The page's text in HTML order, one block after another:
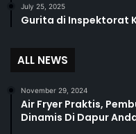
July 25, 2025
Gurita di Inspektorat
ALL NEWS
November 29, 2024
Air Fryer Praktis,
Dinamis Di Dapur